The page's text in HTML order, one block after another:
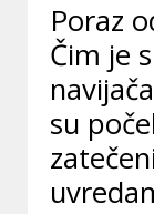
Poraz
Čim je
su